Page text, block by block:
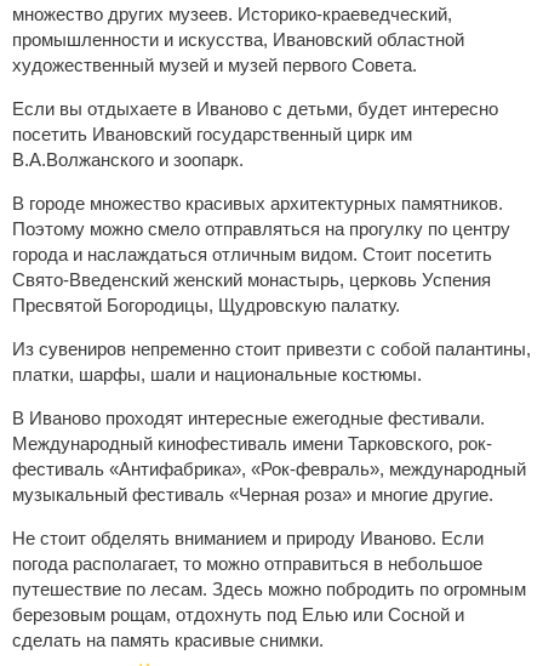
множество других музеев. Историко-краеведческий,
промышленности и искусства, Ивановский областной
художественный музей и музей первого Совета.
Если вы отдыхаете в Иваново с детьми, будет интересно
посетить Ивановский государственный цирк им
В.А.Волжанского и зоопарк.
В городе множество красивых архитектурных памятников.
Поэтому можно смело отправляться на прогулку по центру
города и наслаждаться отличным видом. Стоит посетить
Свято-Введенский женский монастырь, церковь Успения
Пресвятой Богородицы, Щудровскую палатку.
Из сувениров непременно стоит привезти с собой палантины,
платки, шарфы, шали и национальные костюмы.
В Иваново проходят интересные ежегодные фестивали.
Международный кинофестиваль имени Тарковского, рок-
фестиваль «Антифабрика», «Рок-февраль», международный
музыкальный фестиваль «Черная роза» и многие другие.
Не стоит обделять вниманием и природу Иваново. Если
погода располагает, то можно отправиться в небольшое
путешествие по лесам. Здесь можно побродить по огромным
березовым рощам, отдохнуть под Елью или Сосной и
сделать на память красивые снимки.